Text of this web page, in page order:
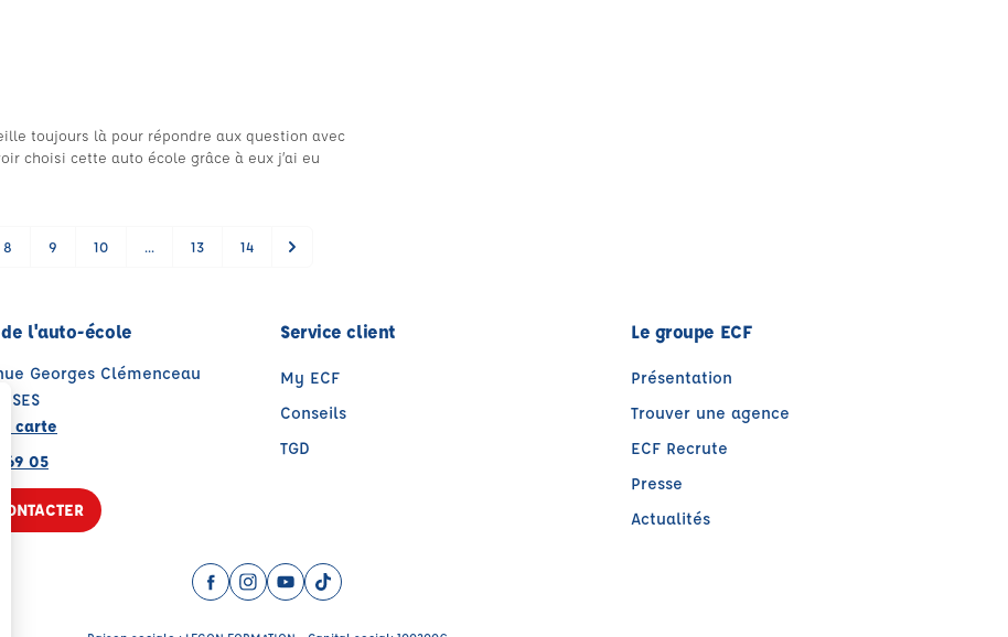
toujours là pour répondre aux question avec
choisi cette auto école grâce à eux j’ai eu
8 9 10 ... 13 14
de l'auto-école
Georges Clémenceau
carte
69 05
Service client
My ECF
Conseils
TGD
Le groupe ECF
Présentation
Trouver une agence
ECF Recrute
Presse
Actualités
Facebook (nouvelle fenêtre)
Instagram (nouvelle fenêtre)
YouTube (nouvelle fenêtre)
TikTok (nouvelle fenêtre)